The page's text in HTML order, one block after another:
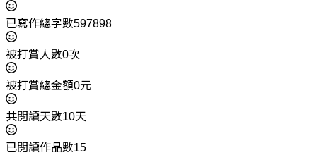
已寫作總字數597898
被打賞人數0次
被打賞總金額0元
共閱讀天數10天
已閱讀作品數15